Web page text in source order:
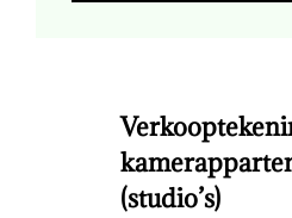
(studio’s)